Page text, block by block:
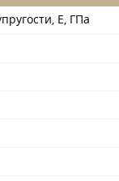
Е, ГПа